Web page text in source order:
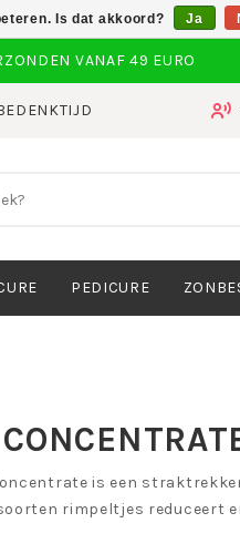
PEDICURE
is een
rimpeltjes reduceert
Is dat akkoord? Ja